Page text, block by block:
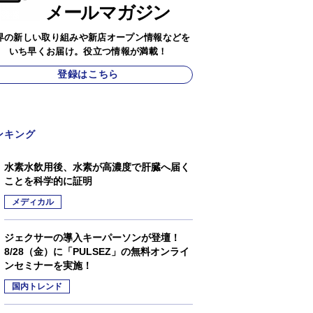
メールマガジン
の新しい取り組みや新店オープン情報などを
いち早くお届け。役立つ情報が満載！
登録はこちら
キング
水素水飲用後、水素が高濃度で肝臓へ届く
ことを科学的に証明
メディカル
ジェクサーの導入キーパーソンが登壇！
8/28（金）に「PULSEZ」の無料オンライ
ンセミナーを実施！
国内トレンド